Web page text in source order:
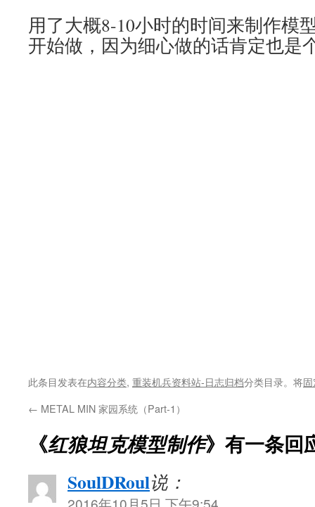
用了大概8-10小时的时间来制作模
开始做，因为细心做的话肯定也是
此条目发表在内容分类, 重装机兵资料站-日志归档分类目录。将
← METAL MIN 家园系统（Part-1）
《红狼坦克模型制作》有一条回
SoulDRoul说：
2016年10月5日 下午9:54